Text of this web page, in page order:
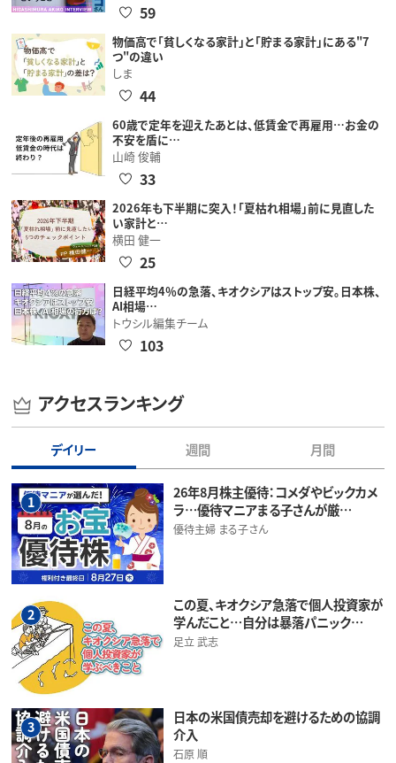
59
物価高で「貧しくなる家計」と「貯まる家計」にある"7
つ"の違い
しま
44
60歳で定年を迎えたあとは、低賃金で再雇用…お金の
不安を盾に…
山崎 俊輔
33
2026年も下半期に突入！「夏枯れ相場」前に見直した
い家計と…
横田 健一
25
日経平均4％の急落、キオクシアはストップ安。日本株、
AI相場…
トウシル編集チーム
103
アクセスランキング
デイリー 週間 月間
1
26年8月株主優待：コメダやビックカメ
ラ…優待マニアまる子さんが厳…
優待主婦 まる子さん
2
この夏、キオクシア急落で個人投資家が
学んだこと…自分は暴落パニック…
足立 武志
3
日本の米国債売却を避けるための協調
介入
石原 順